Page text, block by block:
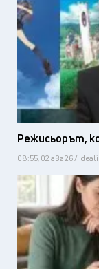
Режисьорът,
08:55, 02 авг 26 /